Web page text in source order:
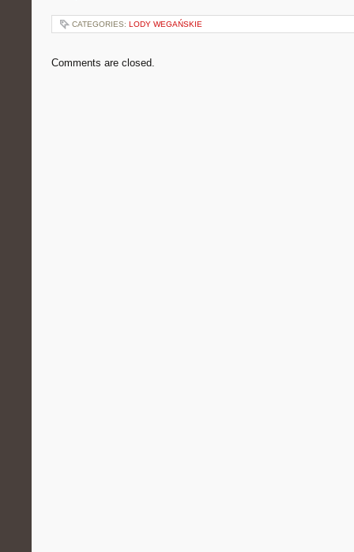
CATEGORIES: LODY WEGAŃSKIE
Comments are closed.